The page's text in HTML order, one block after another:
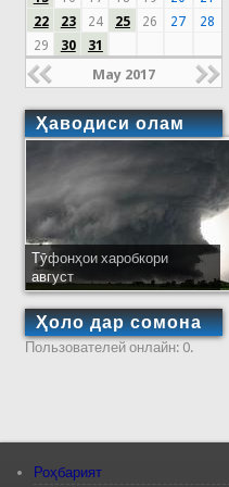
22
23 24 25 26 27
28
29
30 31
May 2017
Ҳаводиси олам
Тӯфонҳои харобкори
август
Ҳоло дар сомона
Пользователей онлайн: 0.
Роҳбарият